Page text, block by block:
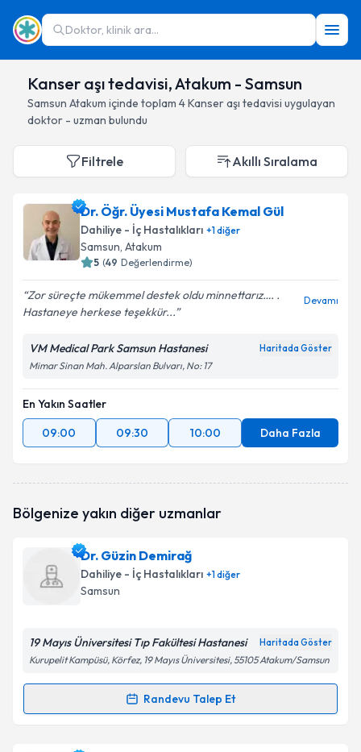
Doktor, klinik ara...
Kanser aşı tedavisi, Atakum - Samsun
Samsun Atakum içinde toplam 4Kanser aşı tedavisi uygulayan
doktor - uzman bulundu
Filtrele Akıllı Sıralama
Dr. Öğr. Üyesi Mustafa Kemal Gül
Dahiliye - İç Hastalıkları +1diğer
Samsun, Atakum
5 (49 Değerlendirme)
Zor süreçte mükemmel destek oldu minnettarız…. .
Hastaneye herkese teşekkür...
Devamı
VM Medical Park Samsun Hastanesi Haritada Göster
Mimar Sinan Mah. Alparslan Bulvarı, No: 17
En Yakın Saatler
09:00
09:30 10:00 Daha Fazla
Bölgenize yakın diğer uzmanlar
Dr. Güzin Demirağ
Dahiliye - İç Hastalıkları +1diğer
Samsun
19 Mayıs Üniversitesi Tıp Fakültesi Hastanesi Haritada Göster
Kurupelit Kampüsü, Körfez, 19 Mayıs Üniversitesi, 55105 Atakum/Samsun
Randevu Talep Et
Randevu Takvimi Talebi